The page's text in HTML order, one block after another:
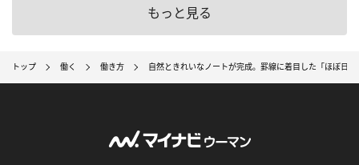
もっと見る
トップ 働く 働き方 自然ときれいなノートが完成。罫線に着目した「ほぼ日